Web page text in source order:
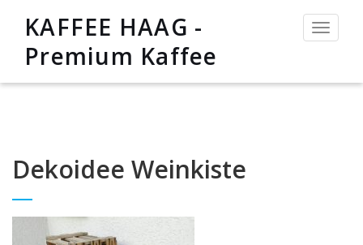
Toggle
KAFFEE HAAG -
Premium Kaffee
Dekoidee Weinkiste